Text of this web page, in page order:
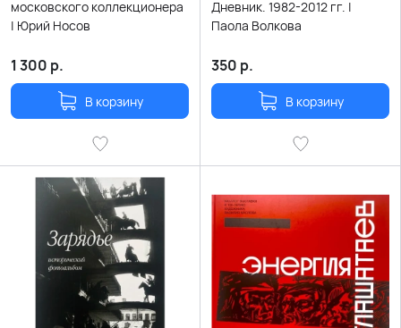
московского коллекционера
| Юрий Носов
1 300 р.
В корзину
Дневник. 1982-2012 гг. |
Паола Волкова
350 р.
В корзину